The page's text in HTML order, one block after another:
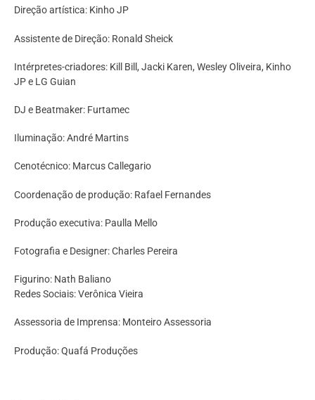
Direção artística: Kinho JP
Assistente de Direção: Ronald Sheick
Intérpretes-criadores: Kill Bill, Jacki Karen, Wesley Oliveira, Kinho
JP e LG Guian
DJ e Beatmaker: Furtamec
Iluminação: André Martins
Cenotécnico: Marcus Callegario
Coordenação de produção: Rafael Fernandes
Produção executiva: Paulla Mello
Fotografia e Designer: Charles Pereira
Figurino: Nath Baliano
Redes Sociais: Verônica Vieira
Assessoria de Imprensa: Monteiro Assessoria
Produção: Quafá Produções